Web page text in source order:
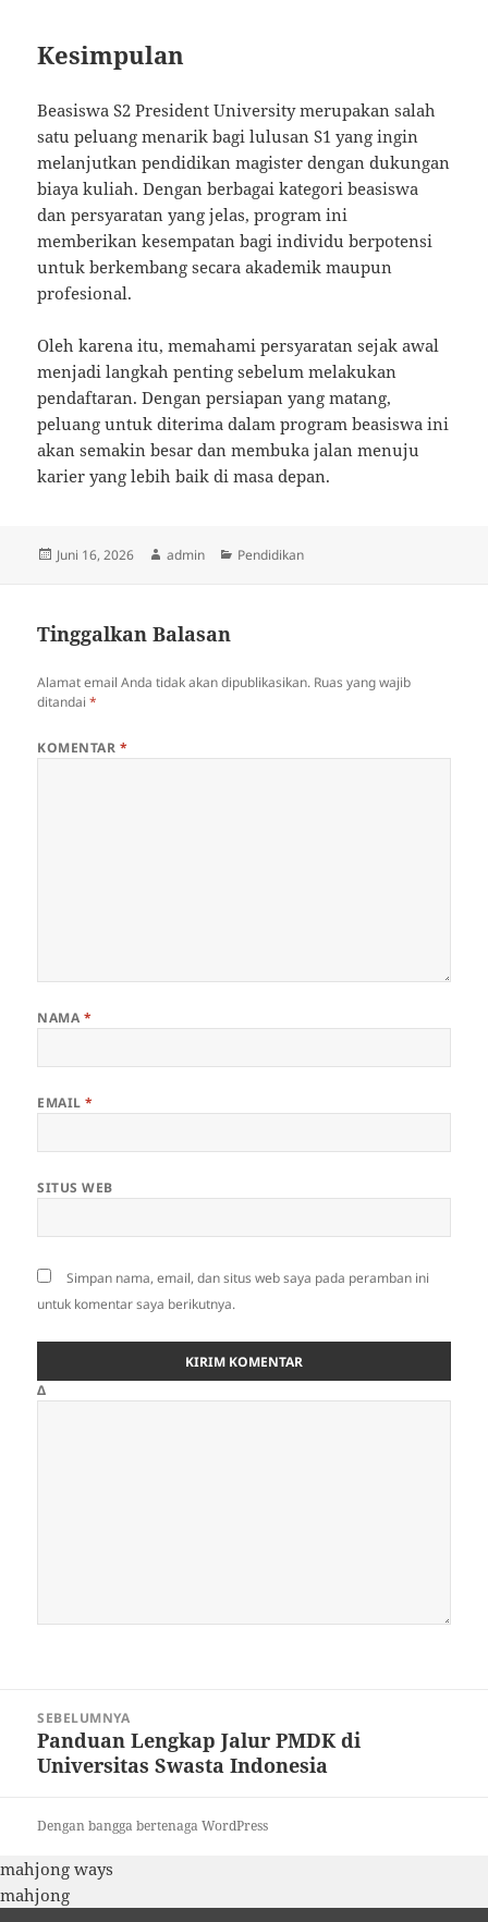
Kesimpulan
Beasiswa S2 President University merupakan salah
satu peluang menarik bagi lulusan S1 yang ingin
melanjutkan pendidikan magister dengan dukungan
biaya kuliah. Dengan berbagai kategori beasiswa
dan persyaratan yang jelas, program ini
memberikan kesempatan bagi individu berpotensi
untuk berkembang secara akademik maupun
profesional.
Oleh karena itu, memahami persyaratan sejak awal
menjadi langkah penting sebelum melakukan
pendaftaran. Dengan persiapan yang matang,
peluang untuk diterima dalam program beasiswa ini
akan semakin besar dan membuka jalan menuju
karier yang lebih baik di masa depan.
Diposkan
Juni 16, 2026 Penulis
admin Kategori
Pendidikan
Tinggalkan Balasan
Alamat email Anda tidak akan dipublikasikan. Ruas yang wajib
ditandai*
KOMENTAR *
NAMA *
EMAIL*
SITUS WEB
Simpan nama, email, dan situs web saya pada peramban ini
untuk komentar saya berikutnya.
Δ
SEBELUMNYA
Pos
sebelumnya:
Panduan Lengkap Jalur PMDK di
Universitas Swasta Indonesia
Dengan bangga bertenaga WordPress
mahjong ways
mahjong